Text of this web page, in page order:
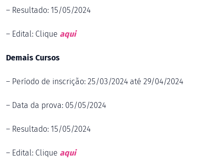
– Resultado: 15/05/2024
– Edital: Clique aqui
Demais Cursos
– Período de inscrição: 25/03/2024 até 29/04/2024
– Data da prova: 05/05/2024
– Resultado: 15/05/2024
– Edital: Clique aqui